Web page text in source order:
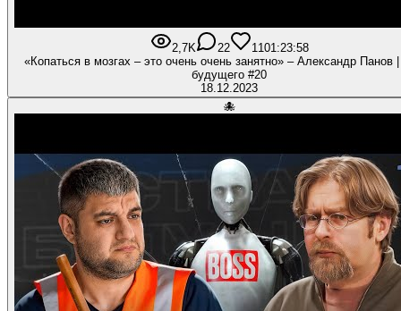
2,7K 22 1101:23:58
«Копаться в мозгах – это очень очень занятно» – Александр Панов
будущего #20
18.12.2023
🐙